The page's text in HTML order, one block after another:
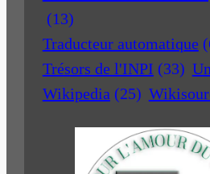
(13)
Traducteur automatique
Trésors de l'INPI (33)
Wikipedia (25)